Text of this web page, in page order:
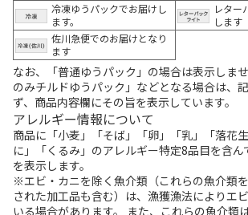
冷凍ゆうパックでお届けし
ます。
レター
します
佐川急便でのお届けとなり
ます
なお、「普通ゆうパック」の場合は表示しま
のみチルドゆうパック」などとなる場合は、
ず、商品内容欄にその旨を表示しています。
アレルギー情報について
商品に「小麦」「そば」「卵」「乳」「落花
に」「くるみ」のアレルギー特定8品目を含
を表示します。
※エビ・カニを除く魚介類（これらの魚介類
された加工品も含む）は、漁獲漁法によりエ
いる場合があります。 また、これらの魚介類